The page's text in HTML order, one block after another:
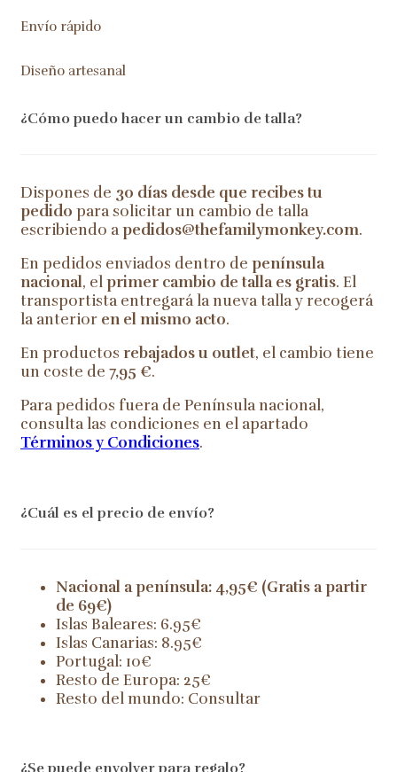
Envío rápido
Diseño artesanal
¿Cómo puedo hacer un cambio de talla?
Dispones de 30 días desde que recibes tu
pedido para solicitar un cambio de talla
escribiendo apedidos@thefamilymonkey.com.
En pedidos enviados dentro de península
nacional, elprimer cambio de talla es gratis. El
transportista entregará la nueva talla y recogerá
la anterior en el mismo acto.
En productos rebajados u outlet, el cambio tiene
un coste de 7,95 €.
Para pedidos fuera de Península nacional,
consulta las condiciones en el apartado
Términos y Condiciones.
¿Cuál es el precio de envío?
Nacional a península: 4,95€ (Gratis a partir
de 69€)
Islas Baleares: 6.95€
Islas Canarias: 8.95€
Portugal: 10€
Resto de Europa: 25€
Resto del mundo: Consultar